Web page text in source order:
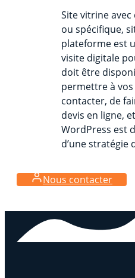
Site vitrine
ou spécifique,
plateforme est
visite digitale
doit être
permettre à
contacter, de
devis en ligne,
WordPress est
d’une stratégie
Nous contacter